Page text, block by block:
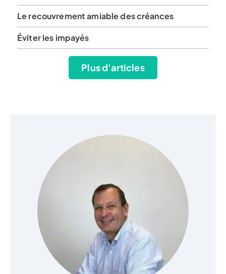
Le recouvrement amiable des créances
Éviter les impayés
Plus d'articles